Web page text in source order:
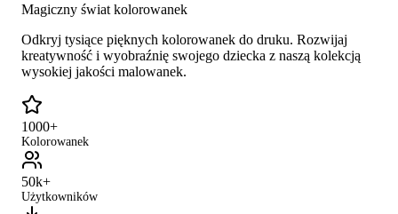
Magiczny świat kolorowanek
Odkryj tysiące pięknych kolorowanek do druku. Rozwijaj
kreatywność i wyobraźnię swojego dziecka z naszą kolekcją
wysokiej jakości malowanek.
1000+
Kolorowanek
50k+
Użytkowników